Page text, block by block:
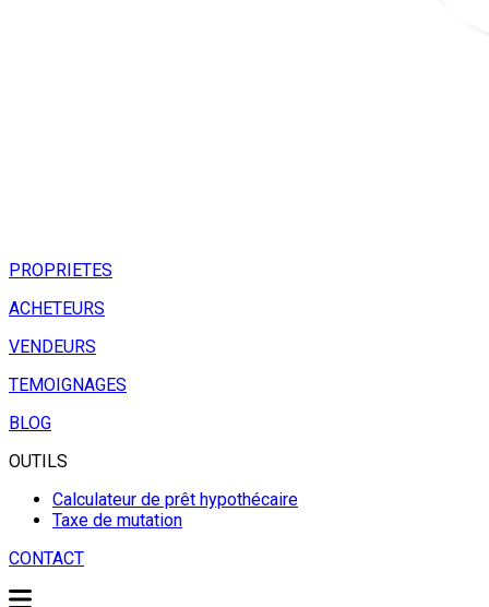
PROPRIETES
ACHETEURS
VENDEURS
TEMOIGNAGES
BLOG
OUTILS
Calculateur de prêt hypothécaire
Taxe de mutation
CONTACT